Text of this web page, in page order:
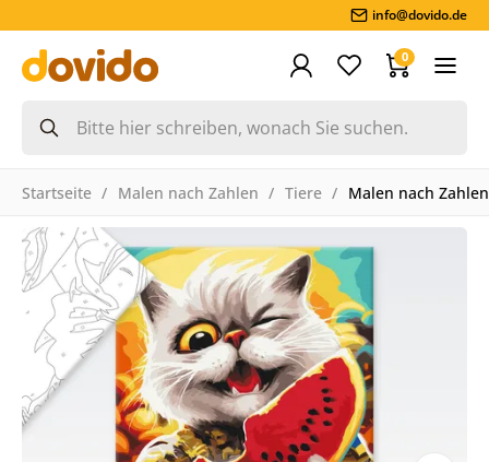
info@dovido.de
0
Startseite Malen nach Zahlen Tiere Malen nach